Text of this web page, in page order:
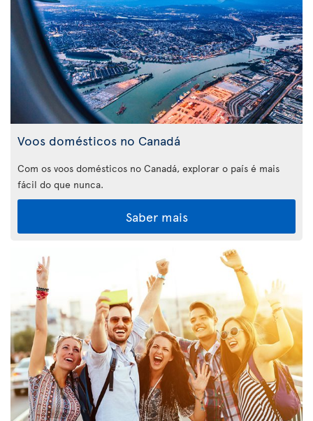
Voos domésticos no Canadá
Com os voos domésticos no Canadá, explorar o país é mais
fácil do que nunca.
Saber mais